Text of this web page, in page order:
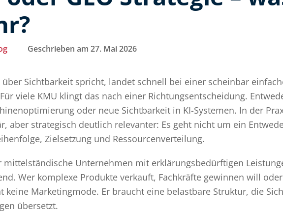
Geschrieben am 27. Mai 2026
Sichtbarkeit spricht, landet schnell bei einer scheinbar
viele KMU klingt das nach einer Richtungsentscheidung.
oder neue Sichtbarkeit in KI-Systemen. In der
aber strategisch deutlich relevanter: Es geht nicht um ein
Zielsetzung und Ressourcenverteilung.
mittelständische Unternehmen mit erklärungsbedürftigen
Wer komplexe Produkte verkauft, Fachkräfte gewinnen will
keine Marketingmode. Er braucht eine belastbare Struktur, die
übersetzt.